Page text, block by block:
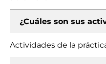
¿Cuáles son sus
Actividades de la